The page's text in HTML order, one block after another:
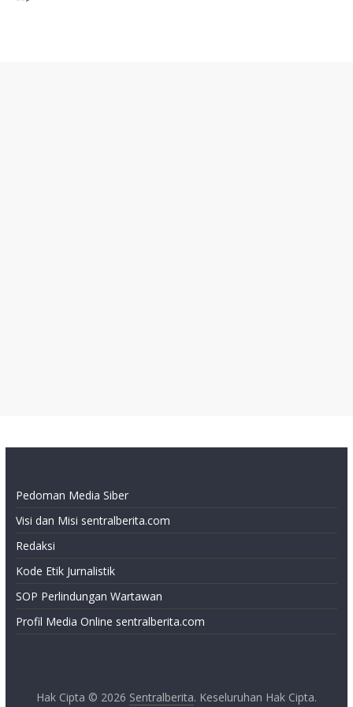
Pedoman Media Siber
Visi dan Misi sentralberita.com
Redaksi
Kode Etik Jurnalistik
SOP Perlindungan Wartawan
Profil Media Online sentralberita.com
Hak Cipta © 2026 Sentralberita. Keseluruhan Hak Cipta.